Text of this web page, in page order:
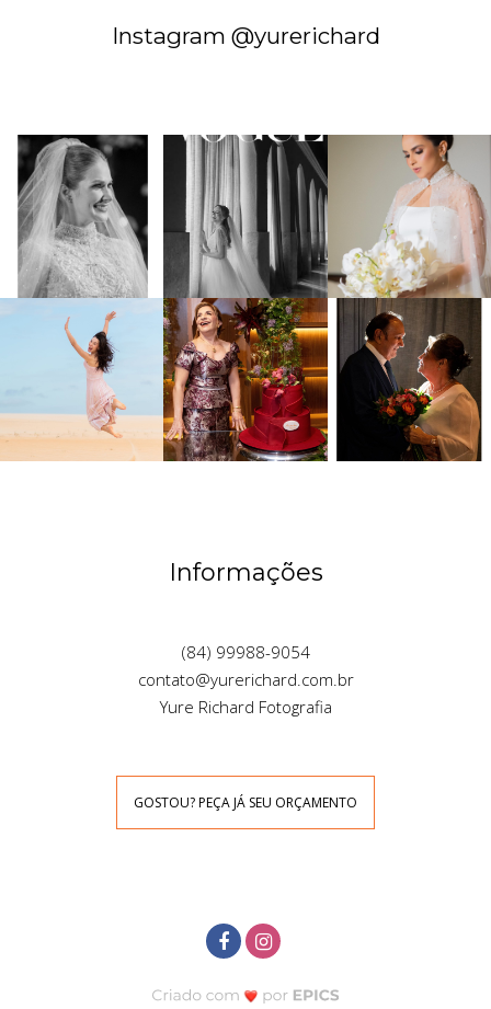
Instagram @yurerichard
Informações
(84) 99988-9054
contato@yurerichard.com.br
Yure Richard Fotografia
GOSTOU? PEÇA JÁ SEU ORÇAMENTO